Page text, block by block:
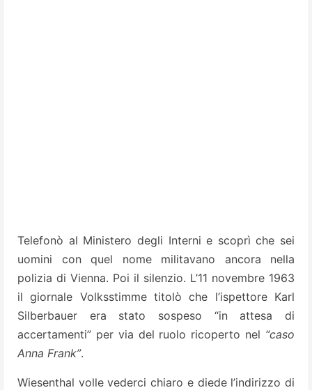
Telefonò al Ministero degli Interni e scoprì che sei
uomini con quel nome militavano ancora nella
polizia di Vienna. Poi il silenzio. L’11 novembre 1963
il giornale Volksstimme titolò che l’ispettore Karl
Silberbauer era stato sospeso “in attesa di
accertamenti” per via del ruolo ricoperto nel “caso
Anna Frank”.
Wiesenthal volle vederci chiaro e diede l’indirizzo di